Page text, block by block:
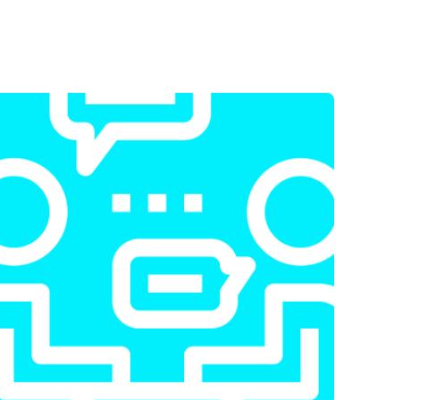
от 3500 ₽
от 2200 ₽ Заказать
от 1700 ₽ Заказать
Заказать
от 2600 ₽ Заказать